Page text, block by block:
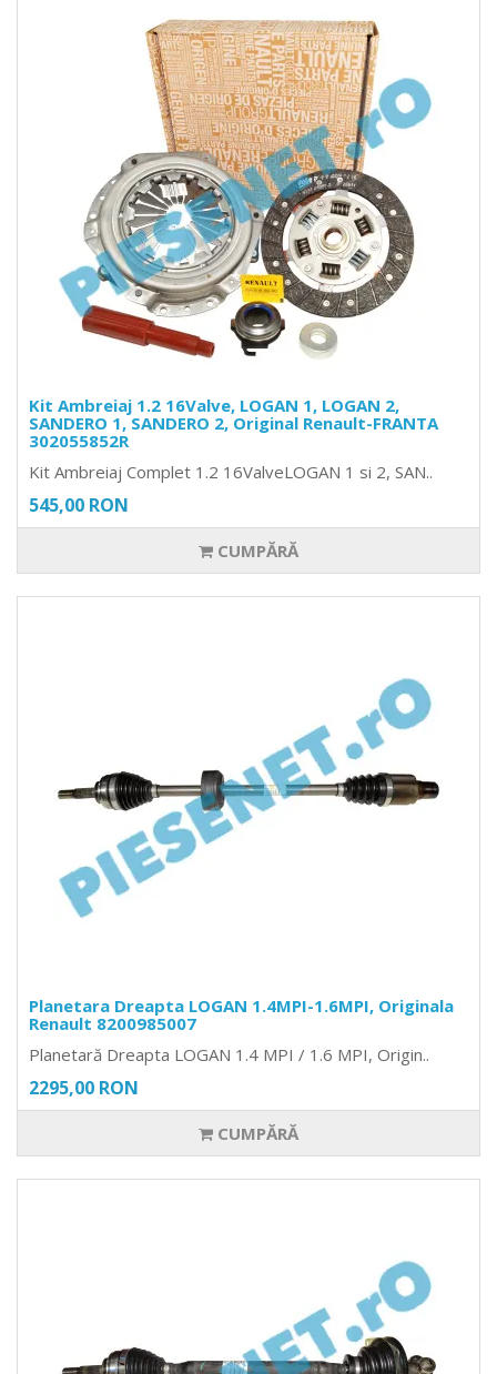
Kit Ambreiaj 1.2 16Valve, LOGAN 1, LOGAN 2,
SANDERO 1, SANDERO 2, Original Renault-FRANTA
302055852R
Kit Ambreiaj Complet 1.2 16ValveLOGAN 1 si 2, SAN..
545,00 RON
CUMPĂRĂ
Planetara Dreapta LOGAN 1.4MPI-1.6MPI, Originala
Renault 8200985007
Planetară Dreapta LOGAN 1.4 MPI / 1.6 MPI, Origin..
2295,00 RON
CUMPĂRĂ